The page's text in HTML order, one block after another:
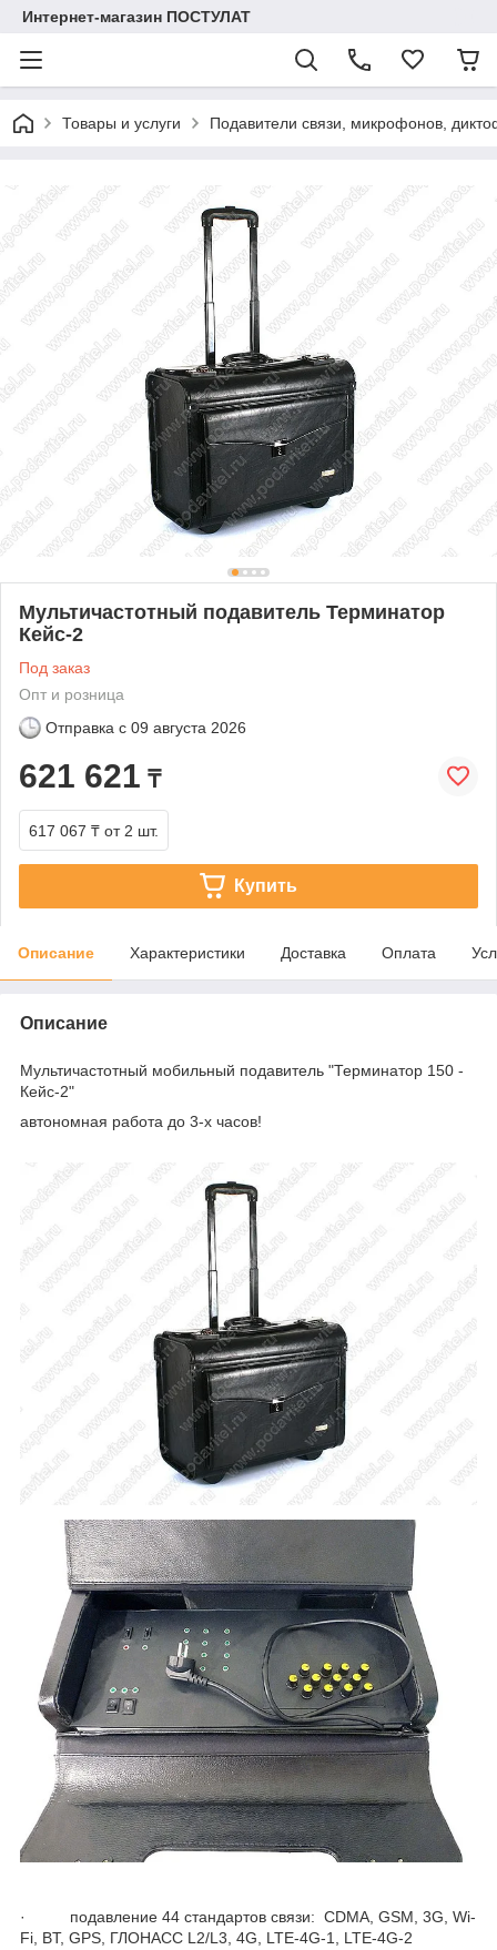
Интернет-магазин ПОСТУЛАТ
Товары и услуги Подавители связи, микрофонов,
Мультичастотный подавитель Терминатор
Кейс-2
Под заказ
Опт и розница
Отправка с 09 августа 2026
621 621 ₸
617 067 ₸ от 2 шт.
Купить
Описание Характеристики Доставка Оплата
Описание
Мультичастотный мобильный подавитель "Терминатор 150 -
Кейс-2"
автономная работа до 3-х часов!
· подавление 44 стандартов связи: CDMA, GSM, 3G, Wi-
Fi, BT, GPS, ГЛОНАСС L2/L3, 4G, LTE-4G-1, LTE-4G-2